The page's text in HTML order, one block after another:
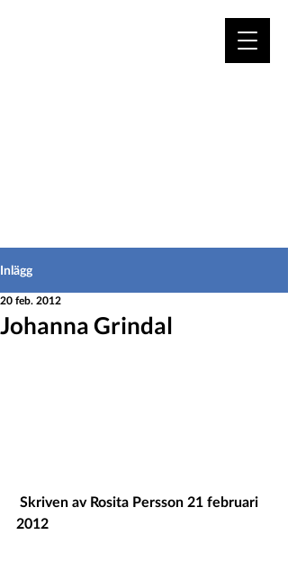
Inlägg
Johanna Grindal
20 feb. 2012
2012